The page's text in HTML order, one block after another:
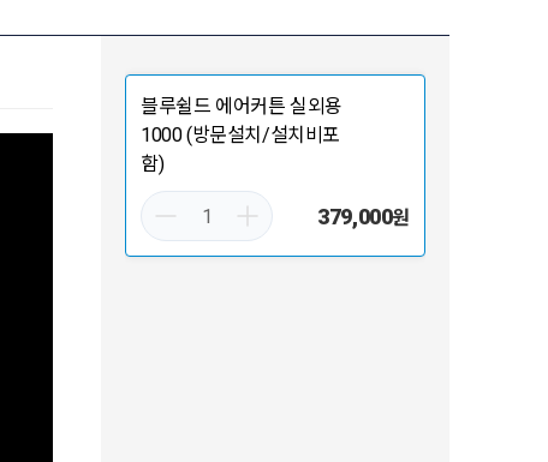
블루쉴드 에어커튼 실외용
1000 (방문설치/설치비포
함)
379,000원